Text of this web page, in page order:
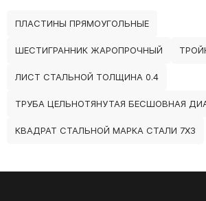
ПЛАСТИНЫ ПРЯМОУГОЛЬНЫЕ
ШЕСТИГРАННИК ЖАРОПРОЧНЫЙ
ЛИСТ СТАЛЬНОЙ ТОЛЩИНА 0.4
ТРУБА ЦЕЛЬНОТЯНУТАЯ БЕСШОВНАЯ
КВАДРАТ СТАЛЬНОЙ МАРКА СТАЛИ 7Х3